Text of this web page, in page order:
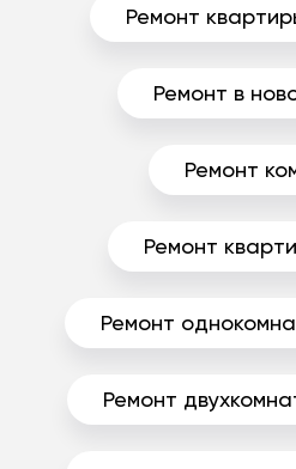
Ремонт
Ремонт в
Ремонт
Ремонт
Ремонт
Ремонт